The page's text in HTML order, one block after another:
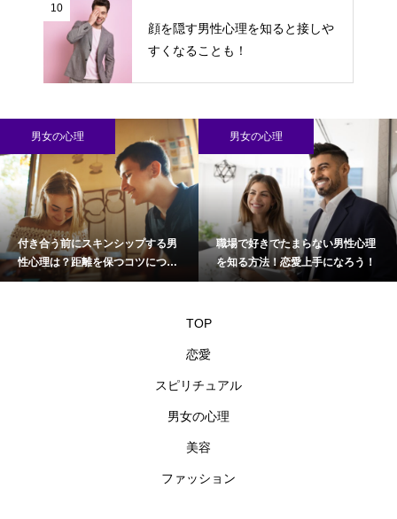
10
顔を隠す男性心理を知ると接しや
すくなることも！
男女の心理
付き合う前にスキンシップする男
性心理は？距離を保つコツについ
て
男女の心理
職場で好きでたまらない男性心理
を知る方法！恋愛上手になろう！
TOP
恋愛
スピリチュアル
男女の心理
美容
ファッション